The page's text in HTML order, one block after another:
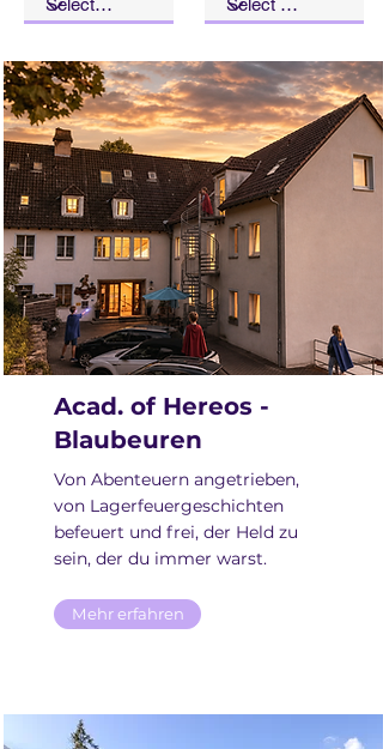
Acad. of Hereos -
Blaubeuren
Von Abenteuern angetrieben,
von Lagerfeuergeschichten
befeuert und frei, der Held zu
sein, der du immer warst.
Mehr erfahren